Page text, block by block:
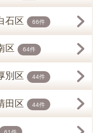
石区 66件
区 64件
別区 44件
田区 44件